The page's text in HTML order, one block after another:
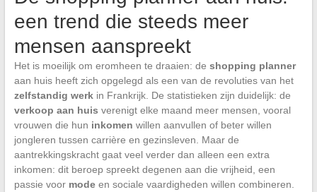
een trend die steeds meer
mensen aanspreekt
Het is moeilijk om eromheen te draaien: de shopping planner
aan huis heeft zich opgelegd als een van de revoluties van het
zelfstandig werkin Frankrijk. De statistieken zijn duidelijk: de
verkoop aan huis verenigt elke maand meer mensen, vooral
vrouwen die hun inkomen willen aanvullen of beter willen
jongleren tussen carrière en gezinsleven. Maar de
aantrekkingskracht gaat veel verder dan alleen een extra
inkomen: dit beroep spreekt degenen aan die vrijheid, een
passie voor modeen sociale vaardigheden willen combineren.